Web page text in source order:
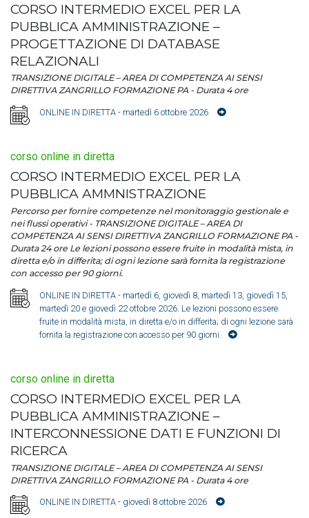
CORSO INTERMEDIO EXCEL PER LA
PUBBLICA AMMINISTRAZIONE –
PROGETTAZIONE DI DATABASE
RELAZIONALI
TRANSIZIONE DIGITALE – AREA DI COMPETENZA AI SENSI
DIRETTIVA ZANGRILLO FORMAZIONE PA - Durata 4 ore
ONLINE IN DIRETTA - martedì 6 ottobre 2026
corso online in diretta
CORSO INTERMEDIO EXCEL PER LA
PUBBLICA AMMNISTRAZIONE
Percorso per fornire competenze nel monitoraggio gestionale e
nei flussi operativi - TRANSIZIONE DIGITALE – AREA DI
COMPETENZA AI SENSI DIRETTIVA ZANGRILLO FORMAZIONE PA -
Durata 24 ore Le lezioni possono essere fruite in modalità mista, in
diretta e/o in differita; di ogni lezione sarà fornita la registrazione
con accesso per 90 giorni.
ONLINE IN DIRETTA - martedì 6, giovedì 8, martedì 13, giovedì 15,
martedì 20 e giovedì 22 ottobre 2026. Le lezioni possono essere
fruite in modalità mista, in diretta e/o in differita; di ogni lezione sarà
fornita la registrazione con accesso per 90 giorni.
corso online in diretta
CORSO INTERMEDIO EXCEL PER LA
PUBBLICA AMMINISTRAZIONE –
INTERCONNESSIONE DATI E FUNZIONI DI
RICERCA
TRANSIZIONE DIGITALE – AREA DI COMPETENZA AI SENSI
DIRETTIVA ZANGRILLO FORMAZIONE PA - Durata 4 ore
ONLINE IN DIRETTA - giovedì 8 ottobre 2026